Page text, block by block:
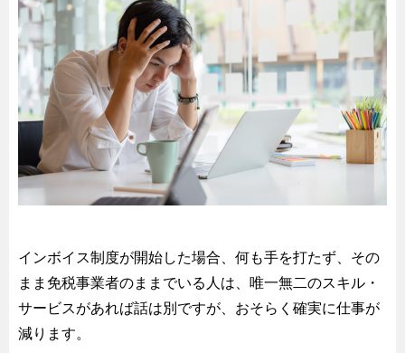
インボイス制度が開始した場合、何も手を打たず、その
まま免税事業者のままでいる人は、唯一無二のスキル・
サービスがあれば話は別ですが、おそらく確実に仕事が
減ります。